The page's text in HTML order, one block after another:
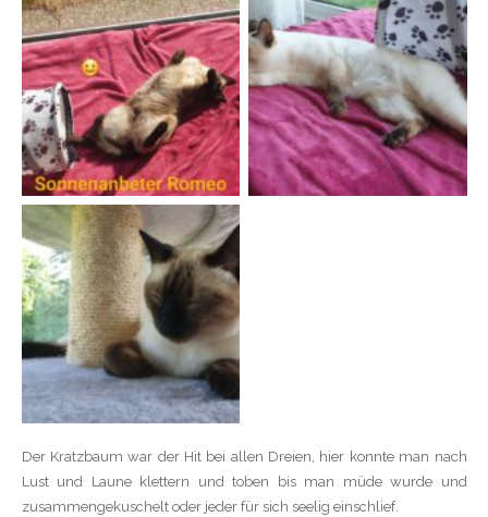
Der Kratzbaum war der Hit bei allen Dreien, hier konnte man nach
Lust und Laune klettern und toben bis man müde wurde und
zusammengekuschelt oder jeder für sich seelig einschlief.